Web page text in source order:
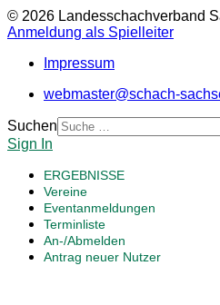
© 2026 Landesschachverband
Anmeldung als Spielleiter
Impressum
webmaster@schach-
Suchen
Sign In
ERGEBNISSE
Vereine
Eventanmeldungen
Terminliste
An-/Abmelden
Antrag neuer Nutzer